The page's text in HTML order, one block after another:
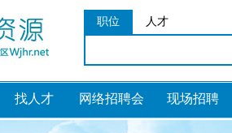
职位 人才
找人才 网络招聘会 现场招聘